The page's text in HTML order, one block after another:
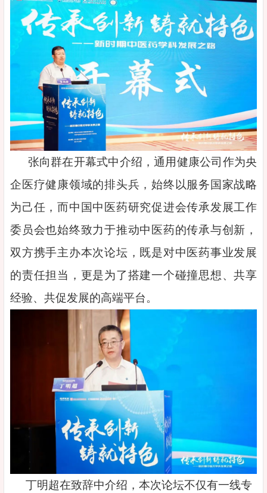
张向群在开幕式中介绍，通用健康公司作为央
企医疗健康领域的排头兵，始终以服务国家战略
为己任，而中国中医药研究促进会传承发展工作
委员会也始终致力于推动中医药的传承与创新，
双方携手主办本次论坛，既是对中医药事业发展
的责任担当，更是为了搭建一个碰撞思想、共享
经验、共促发展的高端平台。
丁明超在致辞中介绍，本次论坛不仅有一线专